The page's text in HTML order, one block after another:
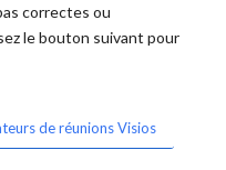
correctes ou
le bouton suivant pour
de réunions Visios